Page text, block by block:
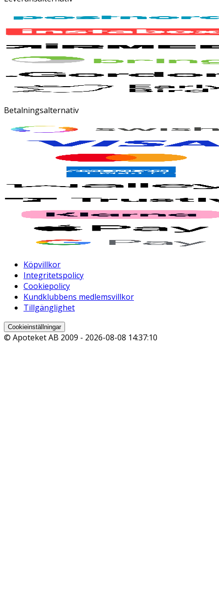
Betalningsalternativ
Köpvillkor
Integritetspolicy
Cookiepolicy
Kundklubbens medlemsvillkor
Tillgänglighet
Cookieinställningar
© Apoteket AB 2009 - 2026-08-08 14:37:10